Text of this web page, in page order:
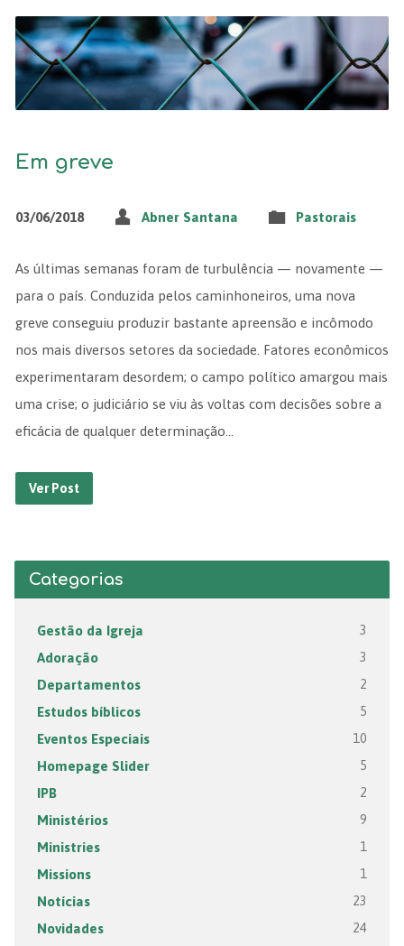
Em greve
03/06/2018 Abner Santana Pastorais
As últimas semanas foram de turbulência — novamente —
para o país. Conduzida pelos caminhoneiros, uma nova
greve conseguiu produzir bastante apreensão e incômodo
nos mais diversos setores da sociedade. Fatores econômicos
experimentaram desordem; o campo político amargou mais
uma crise; o judiciário se viu às voltas com decisões sobre a
eficácia de qualquer determinação…
Ver Post
Categorias
Gestão da Igreja 3
Adoração 3
Departamentos 2
Estudos bíblicos 5
Eventos Especiais 10
Homepage Slider 5
IPB 2
Ministérios 9
Ministries 1
Missions 1
Notícias 23
Novidades 24